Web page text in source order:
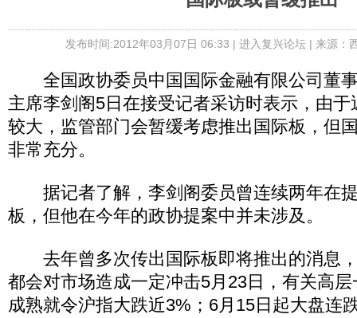
发布时间:2012年03月07日 06:33 | 进入复兴论坛| 来源：
全国政协委员中国国际金融有限公司董
主席李剑阁5日在接受记者采访时表示，由
较大，监管部门会暂缓考虑推出国际板，但
非常充分。
据记者了解，李剑阁委员曾连续两年在
板，但他在今年的政协提案中并未涉及。
去年曾多次传出国际板即将推出的消息
都会对市场造成一定冲击5月23日，有关高
成熟就令沪指大跌近3%；6月15日起大盘连